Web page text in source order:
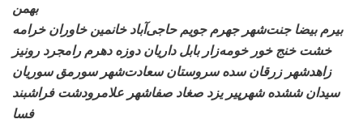
بهمن
بیرم بیضا جنت‌شهر جهرمجویم حاجی‌آباد خانمین خاوران خرامه
خشت خنج خور خومه‌زار بابل داریان دوزه دهرم رامجرد رونیز
زاهدشهر زرقان سده سروستانسعادت‌شهر سورمق سوریان
سیدان ششده شهرپیر یزد صغاد صفاشهر علامرودشت فراشبند
فسا